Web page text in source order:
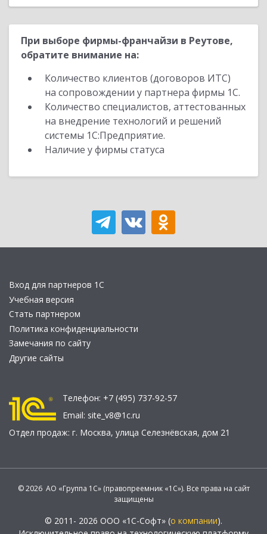
При выборе фирмы-франчайзи в Реутове,
обратите внимание на:
Количество клиентов (договоров ИТС)
на сопровождении у партнера фирмы 1С.
Количество специалистов, аттестованных
на внедрение технологий и решений
системы 1С:Предприятие.
Наличие у фирмы статуса
Вход для партнеров 1С
Учебная версия
Стать партнером
Политика конфиденциальности
Замечания по сайту
Другие сайты
Телефон: +7 (495) 737-92-57
Email: site_v8@1c.ru
Отдел продаж: г. Москва, улица Селезнёвская, дом 21
© 2026 АО «Группа 1С» (правопреемник «1С»). Все права на сайт
защищены
© 2011- 2026 ООО «1С-Софт» (о компании).